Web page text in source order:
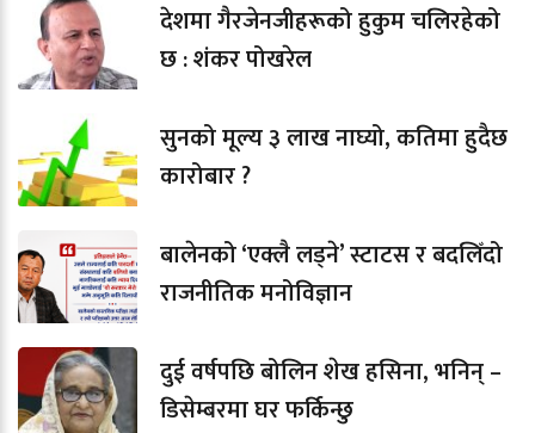
देशमा गैरजेनजीहरूको हुकुम चलिरहेको
छ : शंकर पोखरेल
सुनको मूल्य ३ लाख नाघ्यो, कतिमा हुदैछ
कारोबार ?
बालेनको ‘एक्लै लड्ने’ स्टाटस र बदलिँदो
राजनीतिक मनोविज्ञान
दुई वर्षपछि बोलिन शेख हसिना, भनिन् –
डिसेम्बरमा घर फर्किन्छु